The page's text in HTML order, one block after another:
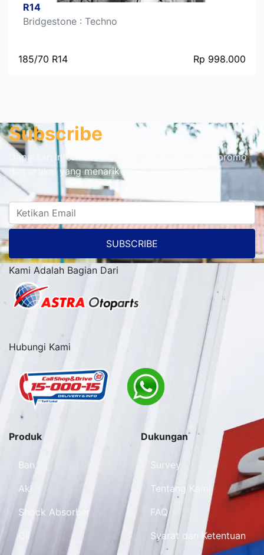
R14
Bridgestone : Techno
185/70 R14 Rp 998.000
Subscribe
Dapatkan Informasi Terbaru dari Kami seputar promo
dan artikel yang menarik
SUBSCRIBE
Kami Adalah Bagian Dari
Hubungi Kami
Produk
Ban
Aki
Shock Absorber
Oli
Dukungan
Survey
Tentang Kami
FAQ
Syarat dan Ketentuan